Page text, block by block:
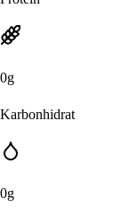
0g
Karbonhidrat
0g